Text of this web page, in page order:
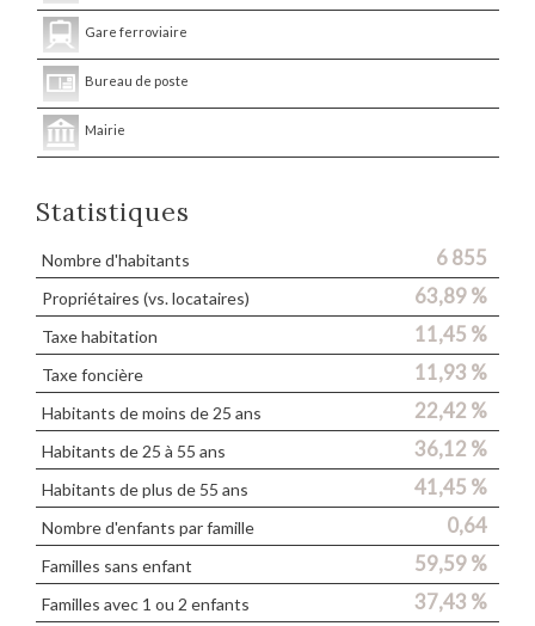
Gare ferroviaire
Bureau de poste
Mairie
Statistiques
Nombre d'habitants 6 855
Propriétaires (vs. locataires) 63,89 %
Taxe habitation 11,45 %
Taxe foncière 11,93 %
Habitants de moins de 25 ans 22,42 %
Habitants de 25 à 55 ans 36,12 %
Habitants de plus de 55 ans 41,45 %
Nombre d'enfants par famille 0,64
Familles sans enfant 59,59 %
Familles avec 1 ou 2 enfants 37,43 %